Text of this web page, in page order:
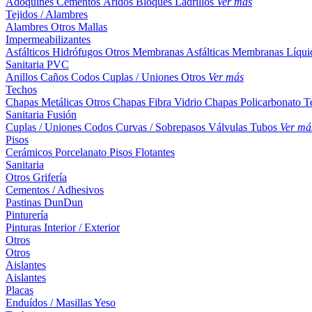
Tejidos / Alambres
Alambres Otros Mallas
Impermeabilizantes
Asfálticos Hidrófugos Otros Membranas Asfálticas Membranas
Sanitaria PVC
Anillos Caños Codos Cuplas / Uniones Otros Ver más
Techos
Chapas Metálicas Otros Chapas Fibra Vidrio Chapas Policarbonato
Sanitaria Fusión
Cuplas / Uniones Codos Curvas / Sobrepasos Válvulas Tubos Ver
Pisos
Cerámicos Porcelanato Pisos Flotantes
Sanitaria
Otros Grifería
Cementos / Adhesivos
Pastinas DunDun
Pinturería
Pinturas Interior / Exterior
Otros
Otros
Aislantes
Aislantes
Placas
Enduídos / MasillasYeso